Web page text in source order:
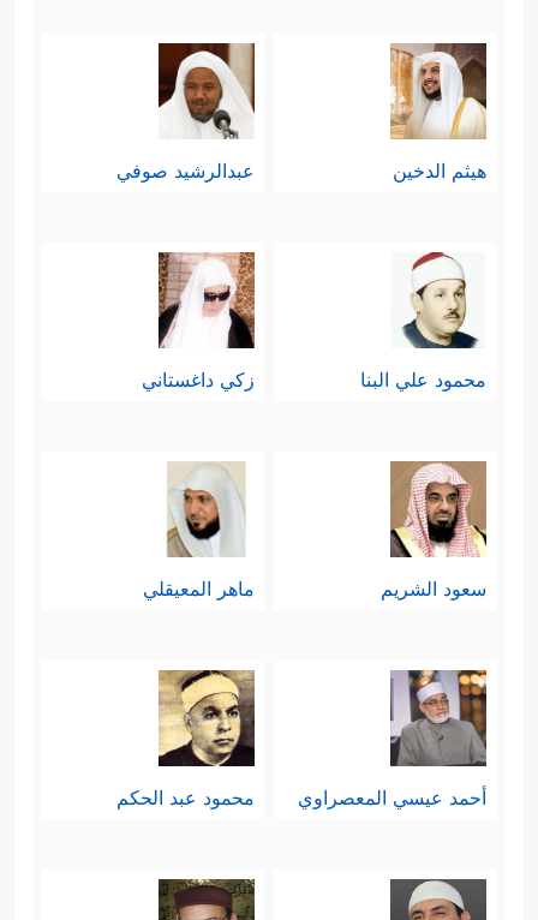
هيثم الدخين عبدالرشيد صوفي
محمود علي البنا زكي داغستاني
سعود الشريم ماهر المعيقلي
أحمد عيسي المعصراوي محمود عبد الحكم